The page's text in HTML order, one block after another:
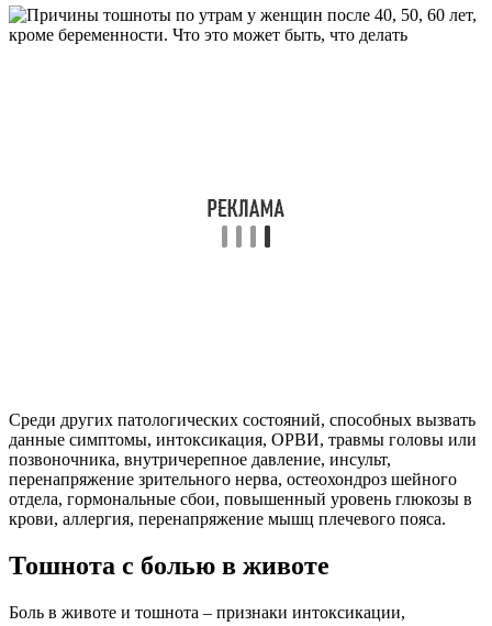
Среди других патологических состояний, способных вызвать
данные симптомы, интоксикация, ОРВИ, травмы головы или
позвоночника, внутричерепное давление, инсульт,
перенапряжение зрительного нерва, остеохондроз шейного
отдела, гормональные сбои, повышенный уровень глюкозы в
крови, аллергия, перенапряжение мышц плечевого пояса.
Тошнота с болью в животе
Боль в животе и тошнота – признаки интоксикации,